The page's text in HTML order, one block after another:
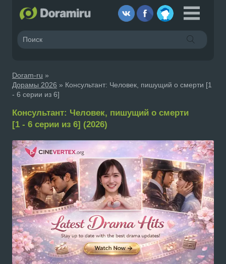
Doram-ru »
Дорамы 2026 » Консультант: Человек, пишущий о смерти [1
- 6 серии из 6]
Консультант: Человек, пишущий о смерти
[1 - 6 серии из 6] (2026)